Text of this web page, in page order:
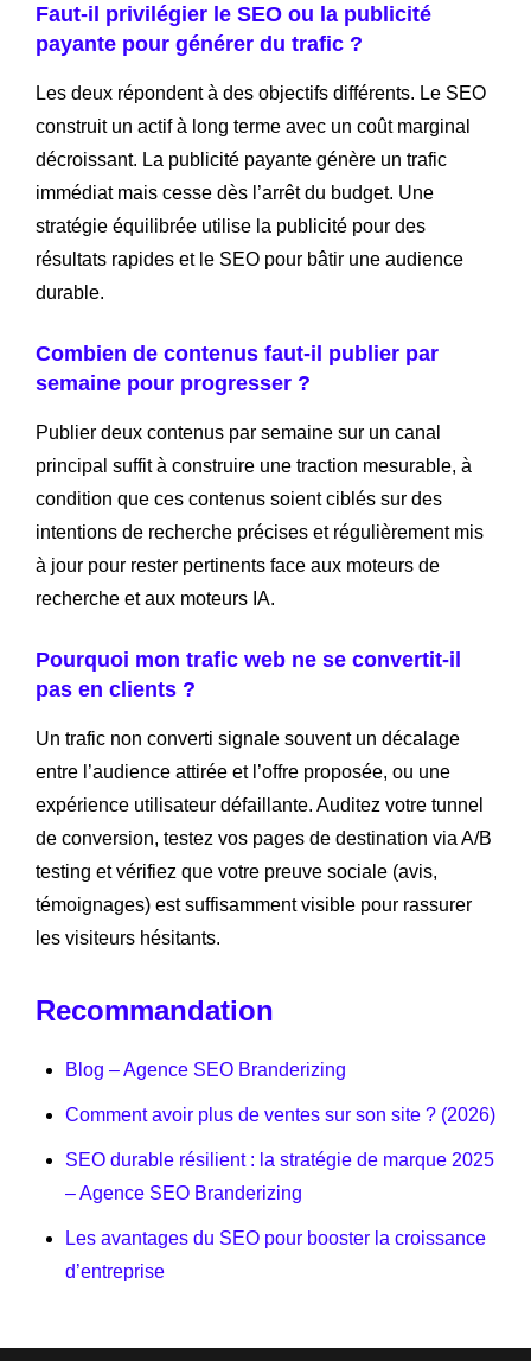
Faut-il privilégier le SEO ou la publicité
payante pour générer du trafic ?
Les deux répondent à des objectifs différents. Le SEO
construit un actif à long terme avec un coût marginal
décroissant. La publicité payante génère un trafic
immédiat mais cesse dès l’arrêt du budget. Une
stratégie équilibrée utilise la publicité pour des
résultats rapides et le SEO pour bâtir une audience
durable.
Combien de contenus faut-il publier par
semaine pour progresser ?
Publier deux contenus par semaine sur un canal
principal suffit à construire une traction mesurable, à
condition que ces contenus soient ciblés sur des
intentions de recherche précises et régulièrement mis
à jour pour rester pertinents face aux moteurs de
recherche et aux moteurs IA.
Pourquoi mon trafic web ne se convertit-il
pas en clients ?
Un trafic non converti signale souvent un décalage
entre l’audience attirée et l’offre proposée, ou une
expérience utilisateur défaillante. Auditez votre tunnel
de conversion, testez vos pages de destination via A/B
testing et vérifiez que votre preuve sociale (avis,
témoignages) est suffisamment visible pour rassurer
les visiteurs hésitants.
Recommandation
Blog – Agence SEO Branderizing
Comment avoir plus de ventes sur son site ? (2026)
SEO durable résilient : la stratégie de marque 2025
– Agence SEO Branderizing
Les avantages du SEO pour booster la croissance
d’entreprise